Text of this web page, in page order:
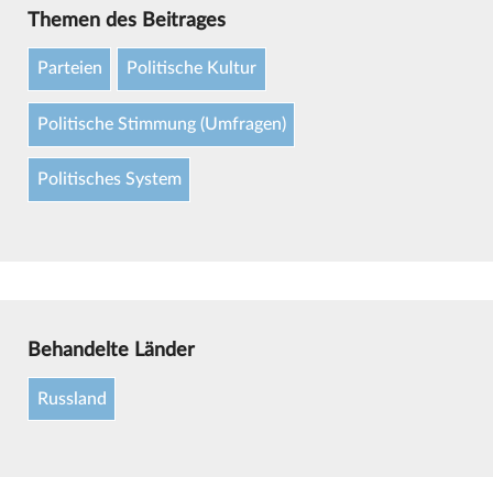
Themen des Beitrages
Parteien Politische Kultur
Politische Stimmung (Umfragen)
Politisches System
Behandelte Länder
Russland